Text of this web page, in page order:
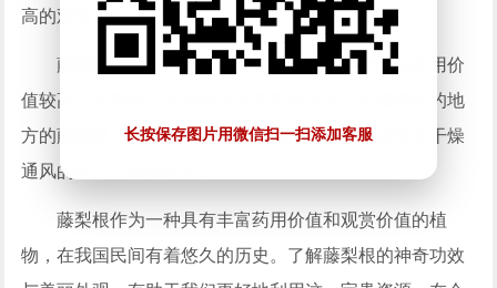
长按保存图片用微信扫一扫添加客服
高的观赏价值。
藤梨根的采集一般在秋季进行，此时藤梨根的药用价
值较高。采集时，应选择生长在阳光充足、土壤肥沃的地
方的藤梨根。采集后，将藤梨根洗净、晒干，存放在干燥
通风的地方，以备药用。
藤梨根作为一种具有丰富药用价值和观赏价值的植
物，在我国民间有着悠久的历史。了解藤梨根的神奇功效